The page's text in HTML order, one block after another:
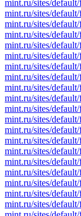
mint.ru/sites/
mint.ru/sites/
mint.ru/sites/
mint.ru/sites/
mint.ru/sites/
mint.ru/sites/
mint.ru/sites/
mint.ru/sites/
mint.ru/sites/
mint.ru/sites/
mint.ru/sites/
mint.ru/sites/
mint.ru/sites/
mint.ru/sites/
mint.ru/sites/
mint.ru/sites/
mint.ru/sites/
mint.ru/sites/
mint.ru/sites/
mint.ru/sites/